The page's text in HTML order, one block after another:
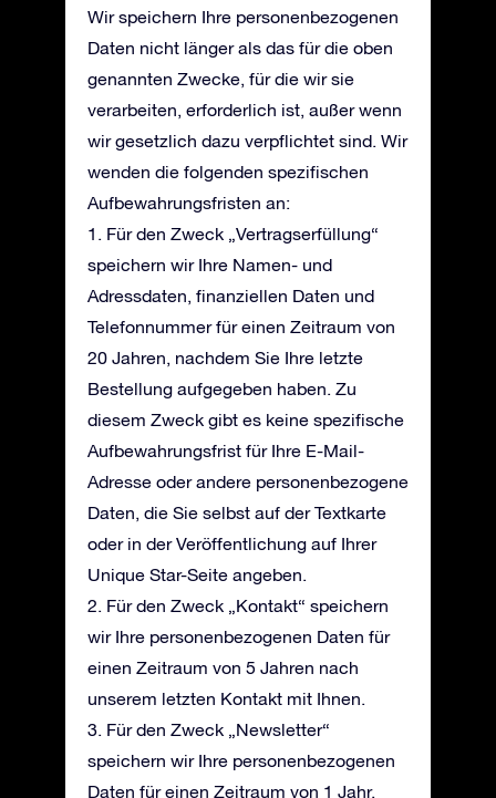
Wir speichern Ihre personenbezogenen
Daten nicht länger als das für die oben
genannten Zwecke, für die wir sie
verarbeiten, erforderlich ist, außer wenn
wir gesetzlich dazu verpflichtet sind. Wir
wenden die folgenden spezifischen
Aufbewahrungsfristen an:
1. Für den Zweck „Vertragserfüllung“
speichern wir Ihre Namen- und
Adressdaten, finanziellen Daten und
Telefonnummer für einen Zeitraum von
20 Jahren, nachdem Sie Ihre letzte
Bestellung aufgegeben haben. Zu
diesem Zweck gibt es keine spezifische
Aufbewahrungsfrist für Ihre E-Mail-
Adresse oder andere personenbezogene
Daten, die Sie selbst auf der Textkarte
oder in der Veröffentlichung auf Ihrer
Unique Star-Seite angeben.
2. Für den Zweck „Kontakt“ speichern
wir Ihre personenbezogenen Daten für
einen Zeitraum von 5 Jahren nach
unserem letzten Kontakt mit Ihnen.
3. Für den Zweck „Newsletter“
speichern wir Ihre personenbezogenen
Daten für einen Zeitraum von 1 Jahr,